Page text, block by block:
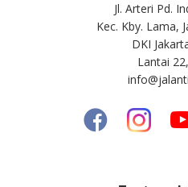
Jl. Arteri Pd.
Kec. Kby. Lama,
DKI
Lantai